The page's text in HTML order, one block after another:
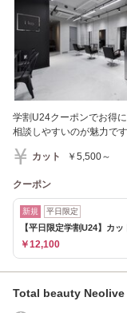
学割U24クーポンでお得
相談しやすいのが魅力です
カット ￥5,500～
クーポン
新規 平日限定
【平日限定学割U24】カ
￥12,100
Total beauty Neolive